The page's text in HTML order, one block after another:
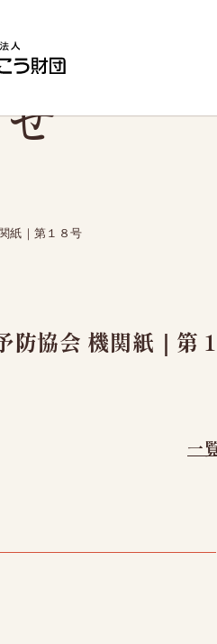
）ドック
定期健康診断Cコ
紙｜第１８号
防協会 機関紙｜第
一